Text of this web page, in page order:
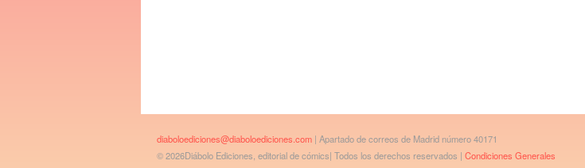
diaboloediciones@diaboloediciones.com | Apartado de correos de Madrid número 40171
© 2026Diábolo Ediciones, editorial de cómics| Todos los derechos reservados | Condiciones Generales